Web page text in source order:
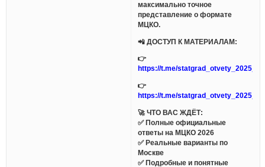
максимально точное
представление о формате
МЦКО.
📲 ДОСТУП К МАТЕРИАЛАМ:
👉
https://t.me/
👉
https://t.me/
🚀 ЧТО ВАС ЖДЁТ:
✅ Полные официальные
ответы на МЦКО 2026
✅ Реальные варианты по
Москве
✅ Подробные и понятные